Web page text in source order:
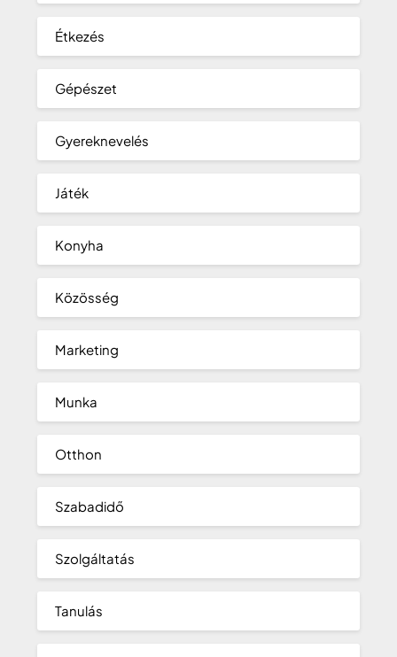
Étkezés
Gépészet
Gyereknevelés
Játék
Konyha
Közösség
Marketing
Munka
Otthon
Szabadidő
Szolgáltatás
Tanulás